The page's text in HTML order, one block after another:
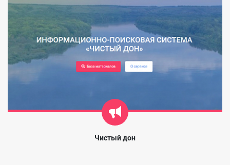
Чистый дон